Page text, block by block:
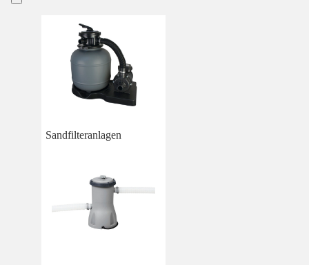
Sandfilteranlagen